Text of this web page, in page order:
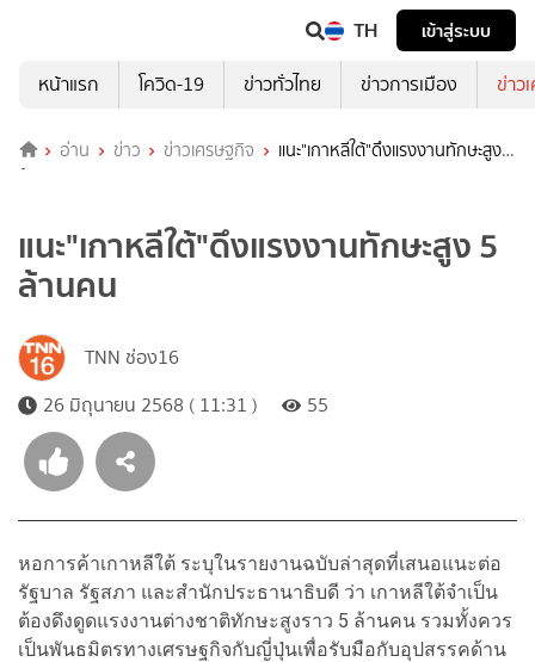
TH
เข้าสู่ระบบ
หน้าแรก
โควิด-19 ข่าวทั่วไทย ข่าวการเมือง ข่าว
อ่าน ข่าว ข่าวเศรษฐกิจ
แนะ"เกาหลีใต้"ดึงแรงงานทักษะสูง 5
ล้านคน
แนะ"เกาหลีใต้"ดึงแรงงานทักษะสูง 5
ล้านคน
TNN ช่อง16
26 มิถุนายน 2568 ( 11:31 )
55
หอการค้าเกาหลีใต้ ระบุในรายงานฉบับล่าสุดที่เสนอแนะต่อ
รัฐบาล รัฐสภา และสำนักประธานาธิบดี ว่า เกาหลีใต้จำเป็น
ต้องดึงดูดแรงงานต่างชาติทักษะสูงราว 5 ล้านคน รวมทั้งควร
เป็นพันธมิตรทางเศรษฐกิจกับญี่ปุ่นเพื่อรับมือกับอุปสรรคด้าน